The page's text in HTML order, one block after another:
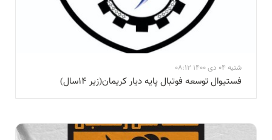
شنبه 04 دی 1400 08:12
فستیوال توسعه فوتبال پایه دیار کریمان(زیر ۱۴سال)